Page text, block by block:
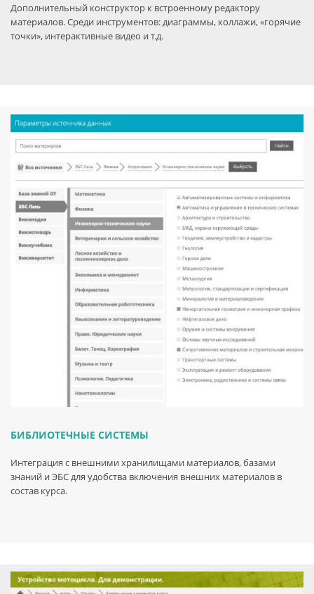
Дополнительный конструктор к встроенному редактору
материалов. Среди инструментов: диаграммы, коллажи, «горячие
точки», интерактивные видео и т.д.
БИБЛИОТЕЧНЫЕ СИСТЕМЫ
Интеграция с внешними хранилищами материалов, базами
знаний и ЭБС для удобства включения внешних материалов в
состав курса.